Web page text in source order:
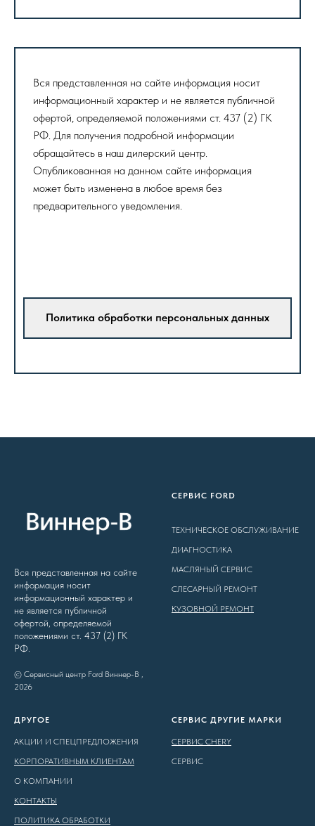
Вся представленная на сайте информация носит
информационный характер и не является публичной
офертой, определяемой положениями ст. 437 (2) ГК
РФ. Для получения подробной информации
обращайтесь в наш дилерский центр.
Опубликованная на данном сайте информация
может быть изменена в любое время без
предварительного уведомления.
Политика обработки персональных данных
Вся представленная на сайте
информация носит
информационный характер и
не является публичной
офертой, определяемой
положениями ст. 437 (2) ГК
РФ.
© Сервисный центр Ford Виннер-В ,
2026
CЕРВИС FORD
ТЕХНИЧЕСКОЕ ОБСЛУЖИВАНИЕ
ДИАГНОСТИКА
МАСЛЯНЫЙ СЕРВИС
СЛЕСАРНЫЙ РЕМОНТ
КУЗОВНОЙ РЕМОНТ
ДРУГОЕ
АКЦИИ И СПЕЦПРЕДЛОЖЕНИЯ
КОРПОРАТИВНЫМ КЛИЕНТАМ
О КОМПАНИИ
КОНТАКТЫ
ПОЛИТИКА ОБРАБОТКИ
CЕРВИС ДРУГИЕ МАРКИ
СЕРВИС CHERY
СЕРВИС